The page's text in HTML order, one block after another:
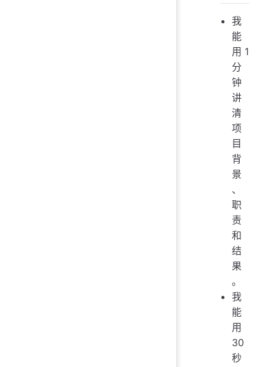
我
能
用 1
分
钟
讲
清
项
目
背
景
、
职
责
和
结
果
。
我
能
用
30
秒